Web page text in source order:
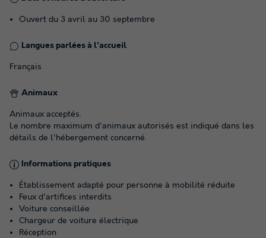
Ouvert du 3 avril au 30 septembre
Langues parlées à l'accueil
Français
Animaux
Animaux acceptés.
Le nombre maximum d'animaux autorisés est indiqué dans les
détails de l'hébergement concerné.
Informations pratiques
Établissement adapté pour personne à mobilité réduite
Feux d'artifices interdits
Voiture conseillée
Chargeur de voiture électrique
Réception